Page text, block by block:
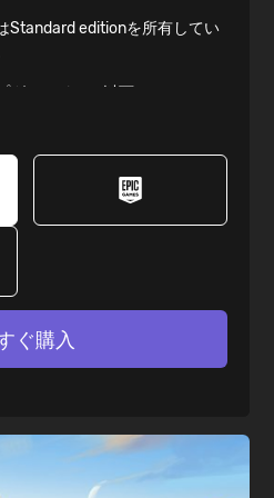
Standard editionを所有してい
グレードには以下の
サウンドトラック（mp3）
ポスター（pdf）
パック
ん。
ぐ購入